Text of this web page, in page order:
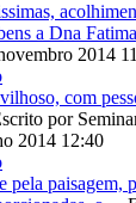
a Dna
2014
com
por
2014 12:40
pela paisagem,